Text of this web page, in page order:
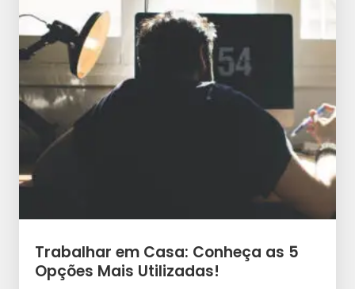
Trabalhar em Casa: Conheça as 5
Opções Mais Utilizadas!